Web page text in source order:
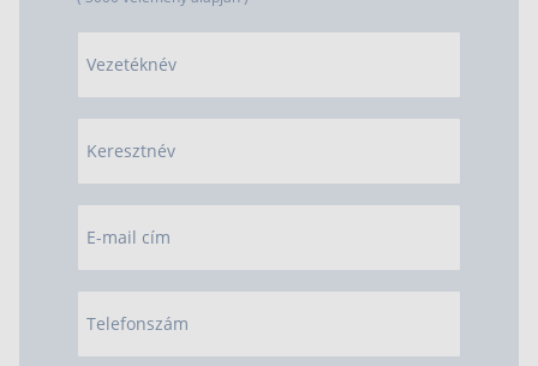
Vezetéknév
Keresztnév
E-mail cím
Telefonszám